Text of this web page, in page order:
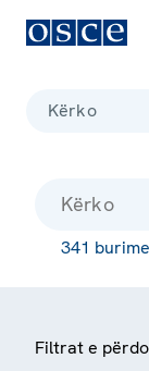
Kërko
341
Filtrat e